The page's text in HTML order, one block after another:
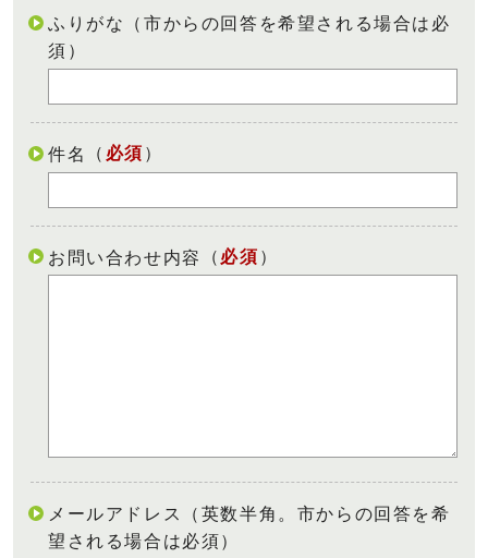
ふりがな（市からの回答を希望される場合は必
須）
件名 （ 必須 ）
お問い合わせ内容 （ 必須 ）
メールアドレス（英数半角。市からの回答を希
望される場合は必須）